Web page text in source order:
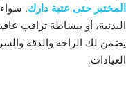
المختبر حتى عتبة دارك. سواء
البدنية، أو ببساطة تراقب
يضمن لك الراحة والدقة
العيادات.